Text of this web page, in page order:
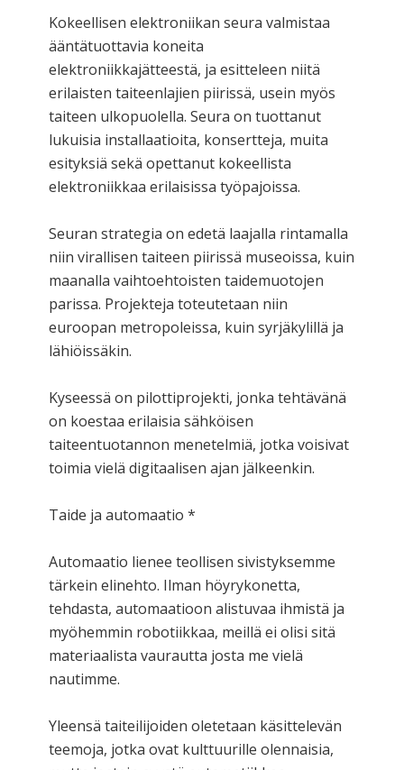
Kokeellisen elektroniikan seura valmistaa
ääntätuottavia koneita
elektroniikkajätteestä, ja esitteleen niitä
erilaisten taiteenlajien piirissä, usein myös
taiteen ulkopuolella. Seura on tuottanut
lukuisia installaatioita, konsertteja, muita
esityksiä sekä opettanut kokeellista
elektroniikkaa erilaisissa työpajoissa.
Seuran strategia on edetä laajalla rintamalla
niin virallisen taiteen piirissä museoissa, kuin
maanalla vaihtoehtoisten taidemuotojen
parissa. Projekteja toteutetaan niin
euroopan metropoleissa, kuin syrjäkylillä ja
lähiöissäkin.
Kyseessä on pilottiprojekti, jonka tehtävänä
on koestaa erilaisia sähköisen
taiteentuotannon menetelmiä, jotka voisivat
toimia vielä digitaalisen ajan jälkeenkin.
Taide ja automaatio *
Automaatio lienee teollisen sivistyksemme
tärkein elinehto. Ilman höyrykonetta,
tehdasta, automaatioon alistuvaa ihmistä ja
myöhemmin robotiikkaa, meillä ei olisi sitä
materiaalista vaurautta josta me vielä
nautimme.
Yleensä taiteilijoiden oletetaan käsittelevän
teemoja, jotka ovat kulttuurille olennaisia,